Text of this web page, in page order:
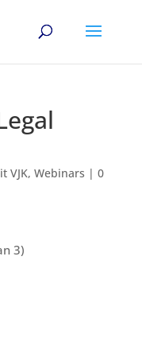
VJK, Webinars | 0
3)